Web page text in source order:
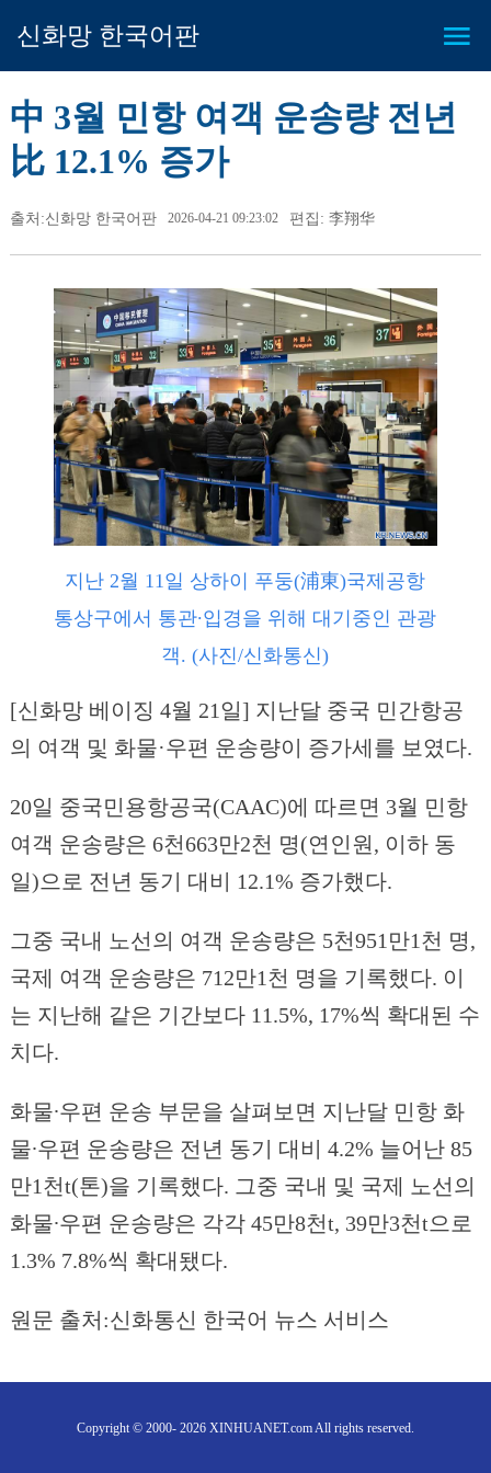
신화망 한국어판
中 3월 민항 여객 운송량 전년
比 12.1% 증가
출처:신화망 한국어판 2026-04-21 09:23:02 편집: 李翔华
지난 2월 11일 상하이 푸둥(浦東)국제공항
통상구에서 통관∙입경을 위해 대기중인 관광
객. (사진/신화통신)
[신화망 베이징 4월 21일] 지난달 중국 민간항공
의 여객 및 화물·우편 운송량이 증가세를 보였다.
20일 중국민용항공국(CAAC)에 따르면 3월 민항
여객 운송량은 6천663만2천 명(연인원, 이하 동
일)으로 전년 동기 대비 12.1% 증가했다.
그중 국내 노선의 여객 운송량은 5천951만1천 명,
국제 여객 운송량은 712만1천 명을 기록했다. 이
는 지난해 같은 기간보다 11.5%, 17%씩 확대된 수
치다.
화물∙우편 운송 부문을 살펴보면 지난달 민항 화
물∙우편 운송량은 전년 동기 대비 4.2% 늘어난 85
만1천t(톤)을 기록했다. 그중 국내 및 국제 노선의
화물∙우편 운송량은 각각 45만8천t, 39만3천t으로
1.3% 7.8%씩 확대됐다.
원문 출처:신화통신 한국어 뉴스 서비스
Copyright © 2000- 2026 XINHUANET.com All rights reserved.